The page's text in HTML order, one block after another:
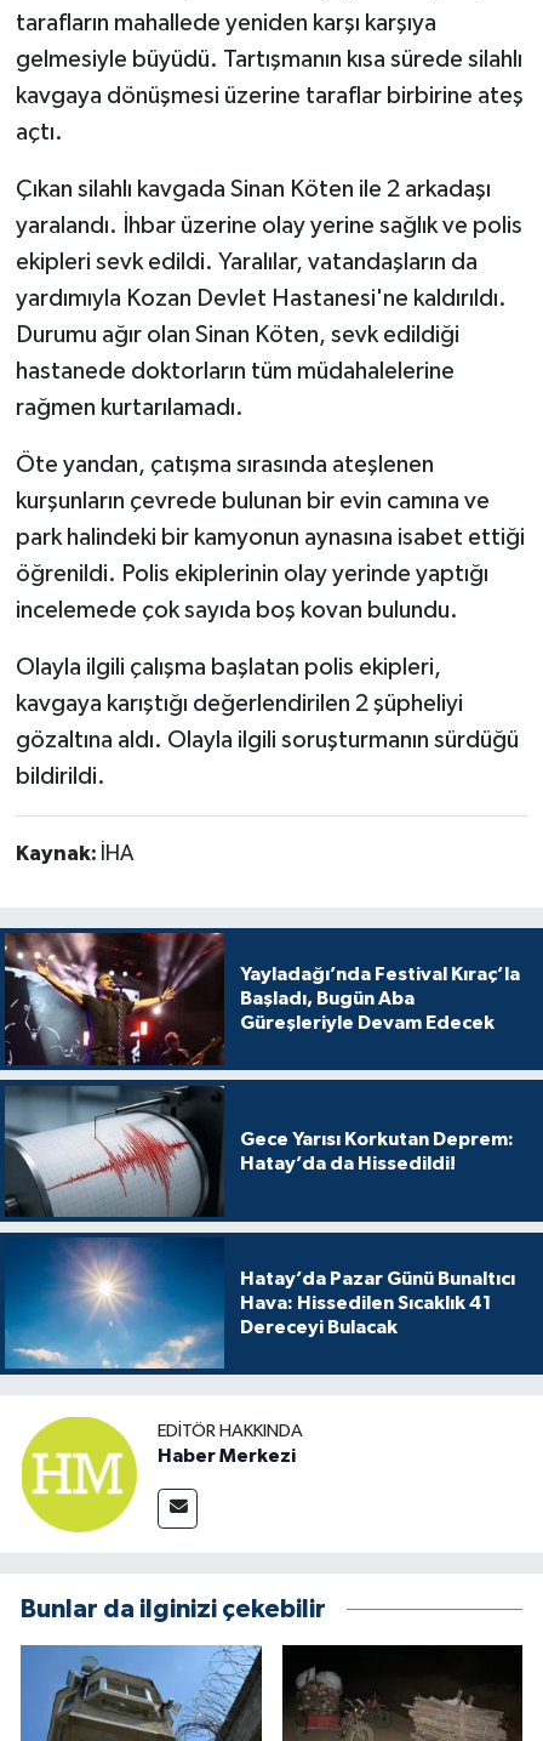
tarafların mahallede yeniden karşı karşıya
gelmesiyle büyüdü. Tartışmanın kısa sürede silahlı
kavgaya dönüşmesi üzerine taraflar birbirine ateş
açtı.
Çıkan silahlı kavgada Sinan Köten ile 2 arkadaşı
yaralandı. İhbar üzerine olay yerine sağlık ve polis
ekipleri sevk edildi. Yaralılar, vatandaşların da
yardımıyla Kozan Devlet Hastanesi'ne kaldırıldı.
Durumu ağır olan Sinan Köten, sevk edildiği
hastanede doktorların tüm müdahalelerine
rağmen kurtarılamadı.
Öte yandan, çatışma sırasında ateşlenen
kurşunların çevrede bulunan bir evin camına ve
park halindeki bir kamyonun aynasına isabet ettiği
öğrenildi. Polis ekiplerinin olay yerinde yaptığı
incelemede çok sayıda boş kovan bulundu.
Olayla ilgili çalışma başlatan polis ekipleri,
kavgaya karıştığı değerlendirilen 2 şüpheliyi
gözaltına aldı. Olayla ilgili soruşturmanın sürdüğü
bildirildi.
Kaynak: İHA
Yayladağı’nda Festival Kıraç’la
Başladı, Bugün Aba
Güreşleriyle Devam Edecek
Gece Yarısı Korkutan Deprem:
Hatay’da da Hissedildi!
Hatay’da Pazar Günü Bunaltıcı
Hava: Hissedilen Sıcaklık 41
Dereceyi Bulacak
EDITÖR HAKKINDA
Haber Merkezi
Bunlar da ilginizi çekebilir